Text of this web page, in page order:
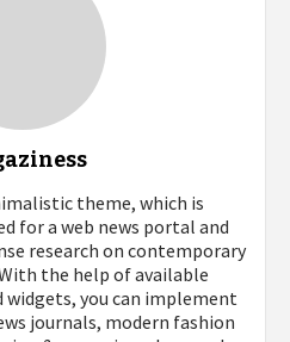
theme, which is
for a web news portal and
research on contemporary
the help of available
you can implement
journals, modern fashion